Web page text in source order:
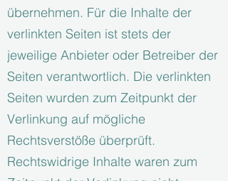
übernehmen. Für die Inhalte der
verlinkten Seiten ist stets der
jeweilige Anbieter oder Betreiber der
Seiten verantwortlich. Die verlinkten
Seiten wurden zum Zeitpunkt der
Verlinkung auf mögliche
Rechtsverstöße überprüft.
Rechtswidrige Inhalte waren zum